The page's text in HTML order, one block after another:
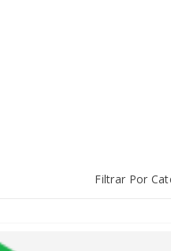
Filtrar Por